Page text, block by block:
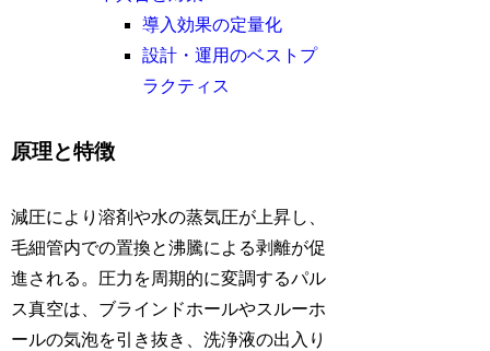
導入効果の定量化
設計・運用のベストプ
ラクティス
原理と特徴
減圧により溶剤や水の蒸気圧が上昇し、
毛細管内での置換と沸騰による剥離が促
進される。圧力を周期的に変調するパル
ス真空は、ブラインドホールやスルーホ
ールの気泡を引き抜き、洗浄液の出入り